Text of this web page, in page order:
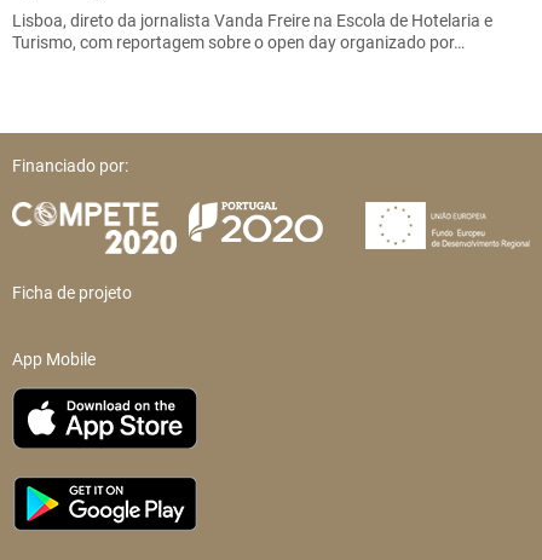
Lisboa, direto da jornalista Vanda Freire na Escola de Hotelaria e
Turismo, com reportagem sobre o open day organizado por…
Financiado por:
Ficha de projeto
App Mobile